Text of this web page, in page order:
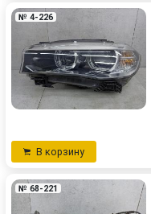
№ 4-226
В корзину
№ 68-221